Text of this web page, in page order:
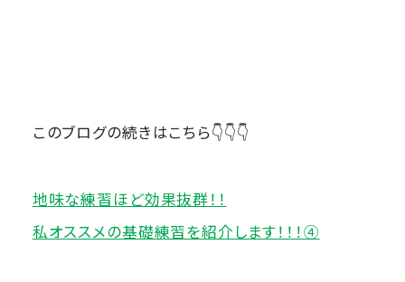
このブログの続きはこちら👇👇👇
地味な練習ほど効果抜群！！
私オススメの基礎練習を紹介します！！！④